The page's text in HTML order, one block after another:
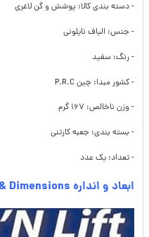
- دسته بندی کالا: پوشش و گن لاغری
- جنس: الیاف نایلونی
- رنگ: سفید
- کشور مبدا: چین P.R.C
- وزن ناخالص: ۱۶۷ گرم
- بسته بندی: جعبه کارتنی
- تعداد: یک عدد
ابعاد و انداره Size & Dimensions